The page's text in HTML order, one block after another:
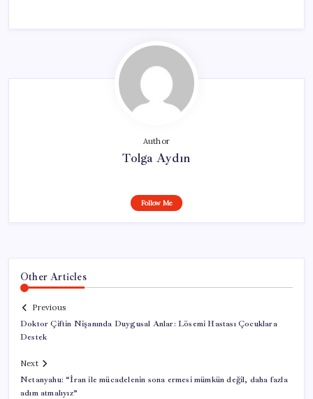
Author
Tolga Aydın
Follow Me
Other Articles
Previous
Doktor Çiftin Nişanında Duygusal Anlar: Lösemi Hastası Çocuklara
Destek
Next
Netanyahu: “İran ile mücadelenin sona ermesi mümkün değil, daha fazla
adım atmalıyız”